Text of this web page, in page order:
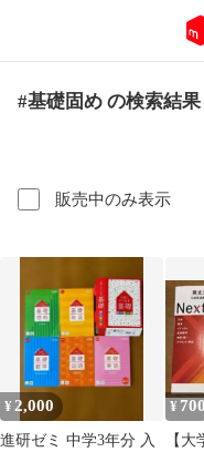
#基礎固め の検索結果
販売中のみ表示
¥ 2,000
進研ゼミ 中学3年分 入
¥ 700
【